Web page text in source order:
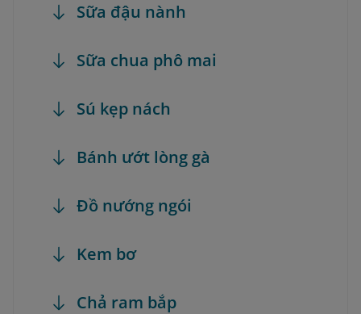
Sữa đậu nành
Sữa chua phô mai
Sú kẹp nách
Bánh ướt lòng gà
Đồ nướng ngói
Kem bơ
Chả ram bắp